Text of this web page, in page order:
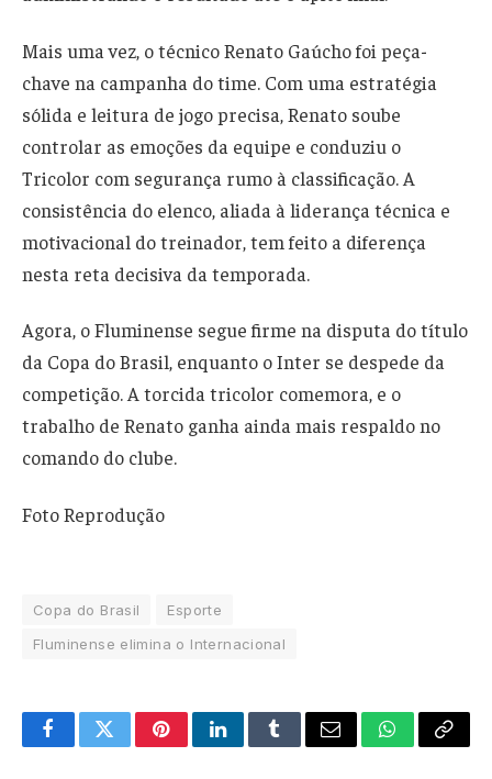
Mais uma vez, o técnico Renato Gaúcho foi peça-
chave na campanha do time. Com uma estratégia
sólida e leitura de jogo precisa, Renato soube
controlar as emoções da equipe e conduziu o
Tricolor com segurança rumo à classificação. A
consistência do elenco, aliada à liderança técnica e
motivacional do treinador, tem feito a diferença
nesta reta decisiva da temporada.
Agora, o Fluminense segue firme na disputa do título
da Copa do Brasil, enquanto o Inter se despede da
competição. A torcida tricolor comemora, e o
trabalho de Renato ganha ainda mais respaldo no
comando do clube.
Foto Reprodução
Copa do Brasil
Esporte
Fluminense elimina o Internacional
FacebookTwitterPinterestLinkedInTumblrEmail WhatsApp
Copy